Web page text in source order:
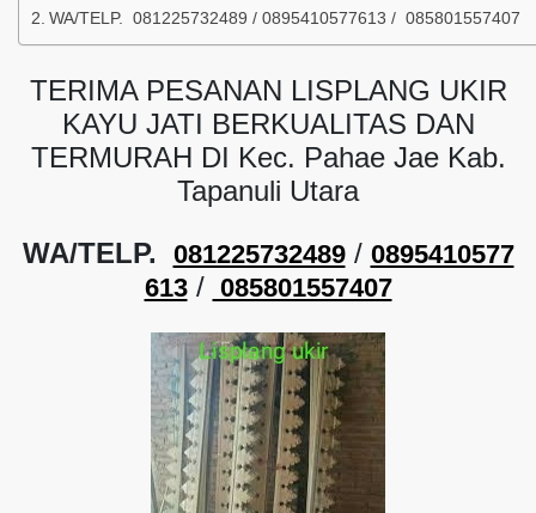
WA/TELP. 081225732489 / 0895410577613 / 085801557407
TERIMA PESANAN LISPLANG UKIR
KAYU JATI BERKUALITAS DAN
TERMURAH DI Kec. Pahae Jae Kab.
Tapanuli Utara
WA/TELP. 081225732489/ 0895410577
613/ 085801557407